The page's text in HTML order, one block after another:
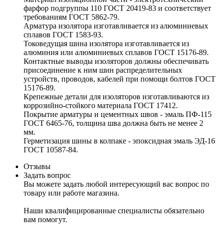
фарфор подгруппы 110 ГОСТ 20419-83 и соответствует
требованиям ГОСТ 5862-79.
Арматура изолятора изготавливается из алюминиевых
сплавов ГОСТ 1583-93.
Токоведущая шина изолятора изготавливается из
алюминия или алюминиевых сплавов ГОСТ 15176-89.
Контактные выводы изоляторов должны обеспечивать
присоединение к ним шин распределительных
устройств, проводов, кабелей при помощи болтов ГОСТ
15176-89.
Крепежные детали для изоляторов изготавливаются из
коррозийно-стойкого материала ГОСТ 17412.
Покрытие арматуры и цементных швов - эмаль ПФ-115
ГОСТ 6465-76, толщина шва должна быть не менее 2
мм.
Герметизация шины в колпаке - эпоксидная эмаль ЭД-16
ГОСТ 10587-84.
Отзывы
Задать вопрос
Вы можете задать любой интересующий вас вопрос по
товару или работе магазина.
Наши квалифицированные специалисты обязательно
вам помогут.